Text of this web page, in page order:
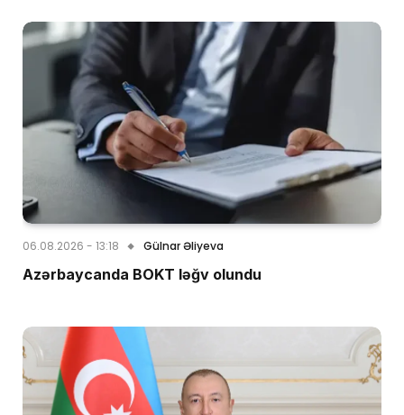
06.08.2026 - 13:18 Gülnar Əliyeva
Azərbaycanda BOKT ləğv olundu